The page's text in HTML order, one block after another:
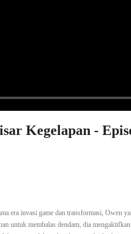
Kegelapan -
era invasi game dan transformasi, Owen
untuk membalas dendam, dia